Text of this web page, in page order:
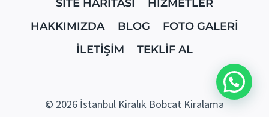
SİTE HARİTASI
HİZMETLER
HAKKIMIZDA
BLOG
FOTO GALERİ
İLETİŞİM
TEKLİF AL
© 2026 İstanbul Kiralık Bobcat Kiralama